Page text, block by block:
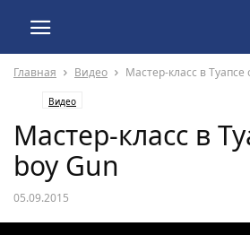
Главная Видео Мастер-класс в Туапсе
Видео
Мастер-класс в
boy Gun
05.09.2015